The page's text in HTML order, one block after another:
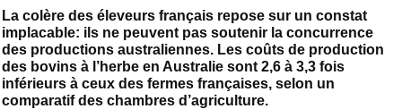
La colère des éleveurs français repose sur un constat
implacable: ils ne peuvent pas soutenir la concurrence
des productions australiennes. Les coûts de production
des bovins à l’herbe en Australie sont 2,6 à 3,3 fois
inférieurs à ceux des fermes françaises, selon un
comparatif des chambres d’agriculture.